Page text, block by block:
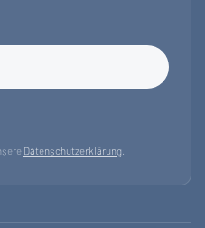
Datenschutzerklärung